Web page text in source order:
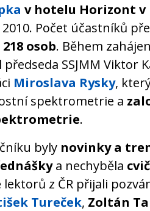
v hotelu Horizont v
2010. Počet účastníků
osob. Během
SSJMM Viktor
Miroslava Rysky,
spektrometrie a
.
byly novinky a
a nechyběla
lektorů z ČR přijali
Tureček, Zoltán